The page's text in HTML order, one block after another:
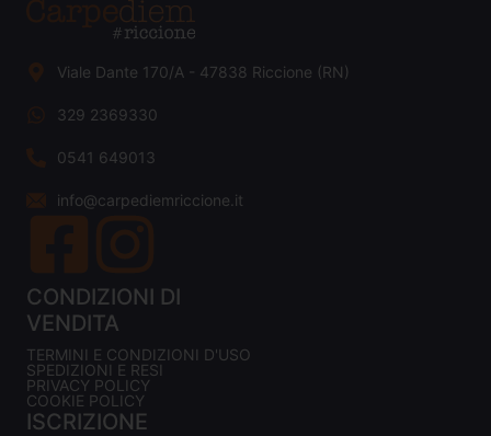
Viale Dante 170/A - 47838 Riccione (RN)
329 2369330
0541 649013
info@carpediemriccione.it
CONDIZIONI DI
VENDITA
TERMINI E CONDIZIONI D'USO
SPEDIZIONI E RESI
PRIVACY POLICY
COOKIE POLICY
ISCRIZIONE